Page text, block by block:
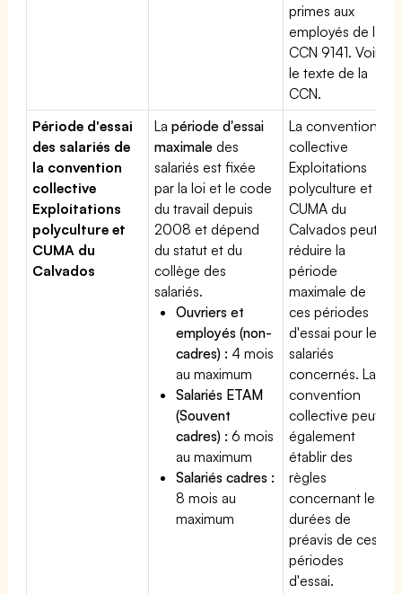
primes aux
employés de la
CCN 9141. Voir
le texte de la
CCN.
Période d'essai
des salariés de
la convention
collective
Exploitations
polyculture et
CUMA du
Calvados
Lapériode d'essai
maximale des
salariés est fixée
par la loi et le code
du travail depuis
2008 et dépend
du statut et du
collège des
salariés.
Ouvriers et
employés (non-
cadres) : 4 mois
au maximum
Salariés ETAM
(Souvent
cadres) : 6 mois
au maximum
Salariés cadres :
8 mois au
maximum
La convention
collective
Exploitations
polyculture et
CUMA du
Calvados peut
réduire la
période
maximale de
ces périodes
d'essai pour les
salariés
concernés. La
convention
collective peut
également
établir des
règles
concernant les
durées de
préavis de ces
périodes
d'essai.